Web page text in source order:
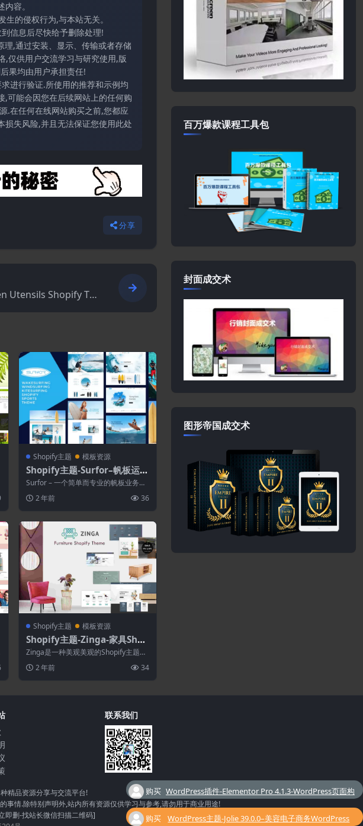
容。
的侵权行为,与本站无关。
信息后尽快给予删除处理!
理,通过安装、显示、传输或者存储
,仅供用户交流学习与研究使用,版
果均由用户承担责任!
进行验证.所使用的推荐和示例均
,可能会因您在后续网站上的任何购
.在任何在线网站购买之前,您都应
损失风险,并且无法保证您使用此处
分享
Utensils Shopify Th
主题
Shopify主题 模板资源
Shopify主题-Surfor–帆板运动
Shopify主题
Surfor – 一个简单而专业的帆板业务、
立...2 年前 36
Shopify主题 模板资源
Shopify主题-Zinga-家具Shop
ify主题
Zinga是一种美观美观的Shopify主题，
子，...2 年前 34
百万爆款课程工具包
封面成交术
图形帝国成交术
联系我们
精品资源分享与交流平台!
情.除特别声明外,站内所有资源仅供学习与参考,请勿用于商业用途!
即删-找站长微信扫描二维码]
购买
了
建器插件
购买
了
WordPress主题-Jolie 39.0.0–美容电子商务WordPress
主题